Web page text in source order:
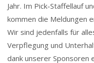
Jahr. Im Pick-Staffellauf
kommen die Meldungen
Wir sind jedenfalls für
Verpflegung und
dank unserer Sponsoren